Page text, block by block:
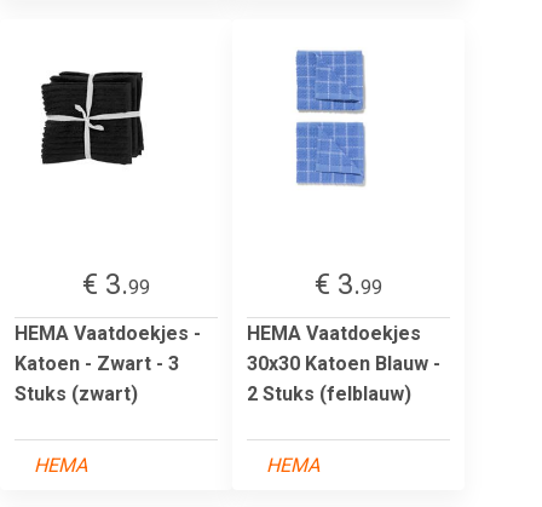
€ 3.99
HEMA Vaatdoekjes -
Katoen - Zwart - 3
Stuks (zwart)
HEMA
€ 3.99
HEMA Vaatdoekjes
30x30 Katoen Blauw -
2 Stuks (felblauw)
HEMA